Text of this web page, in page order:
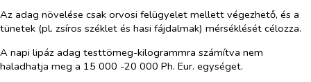
Az adag növelése csak orvosi felügyelet mellett végezhető, és a
tünetek (pl. zsíros széklet és hasi fájdalmak) mérséklését célozza.
A napi lipáz adag testtömeg-kilogrammra számítva nem
haladhatja meg a 15 000 -20 000 Ph. Eur. egységet.